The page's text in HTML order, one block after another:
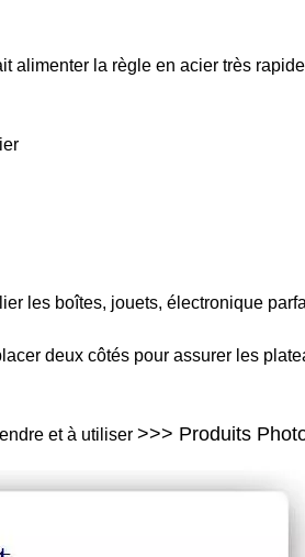
alimenter la règle en acier très
les boîtes, jouets, électronique
deux côtés pour assurer les
et à utiliser >>> Produits